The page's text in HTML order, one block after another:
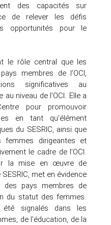
des capacités sur
de relever les défis
opportunités pour le
le rôle central que les
membres de l’OCI,
significatives au
niveau de l’OCI. Elle a
pour promouvoir
en tant qu’élément
du SESRIC, ainsi que
femmes dirigeantes et
le cadre de l’OCI.
la mise en œuvre de
SESRIC, met en évidence
des pays membres de
du statut des femmes.
signalés dans les
de l’éducation, de la